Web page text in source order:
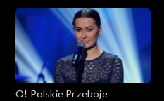
O! Polskie Przeboje